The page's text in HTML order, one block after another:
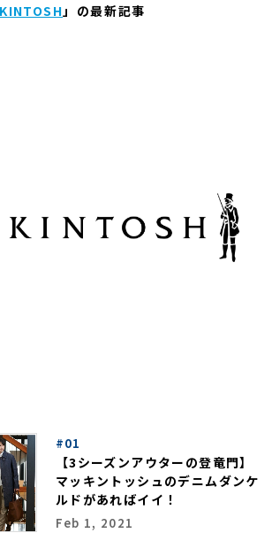
」の最新記事
#01
【3シーズンアウターの登竜門】
マッキントッシュのデニムダンケ
ルドがあればイイ！
Feb 1, 2021